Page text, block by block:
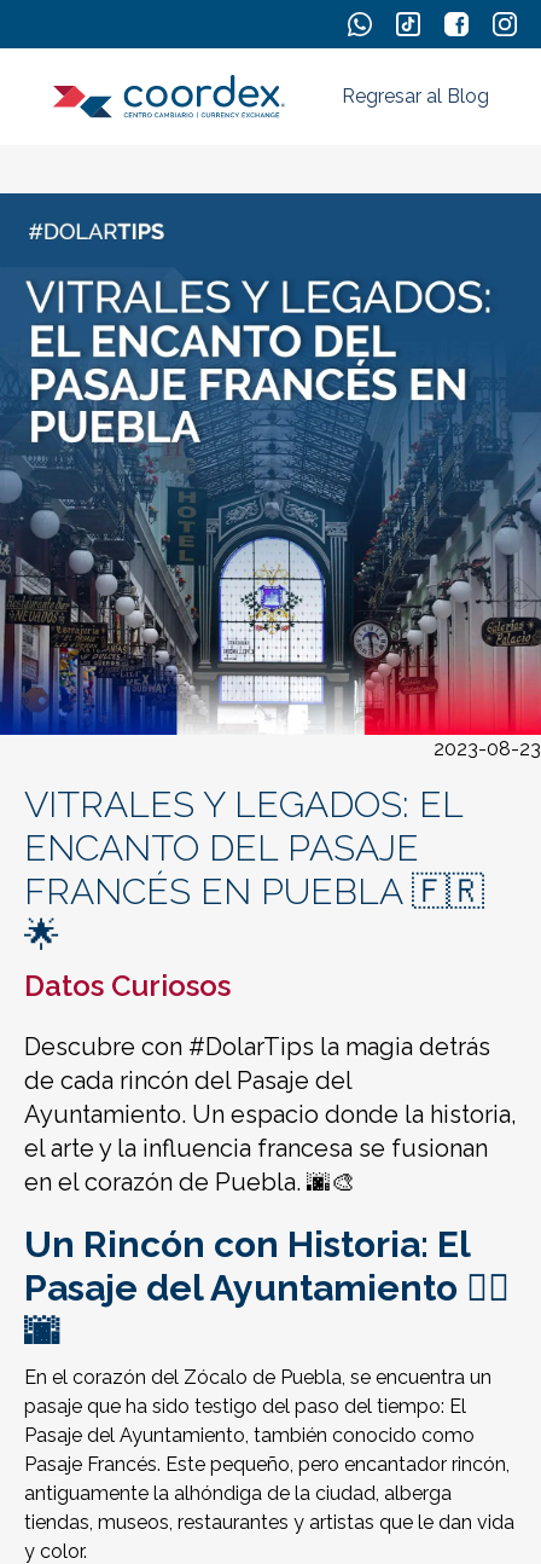
Regresar al Blog
2023-08-23
VITRALES Y LEGADOS: EL
ENCANTO DEL PASAJE
FRANCÉS EN PUEBLA 🇫🇷
🌟
Datos Curiosos
Descubre con #DolarTips la magia detrás
de cada rincón del Pasaje del
Ayuntamiento. Un espacio donde la historia,
el arte y la influencia francesa se fusionan
en el corazón de Puebla. 🌆🎨
Un Rincón con Historia: El
Pasaje del Ayuntamiento 🚶‍♂️
🌆
En el corazón del Zócalo de Puebla, se encuentra un
pasaje que ha sido testigo del paso del tiempo: El
Pasaje del Ayuntamiento, también conocido como
Pasaje Francés. Este pequeño, pero encantador rincón,
antiguamente la alhóndiga de la ciudad, alberga
tiendas, museos, restaurantes y artistas que le dan vida
y color.